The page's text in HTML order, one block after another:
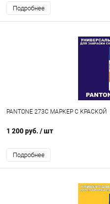
Подробнее
PANTONE 273C МАРКЕР С КРАСКОЙ
1 200 руб. / шт
Подробнее